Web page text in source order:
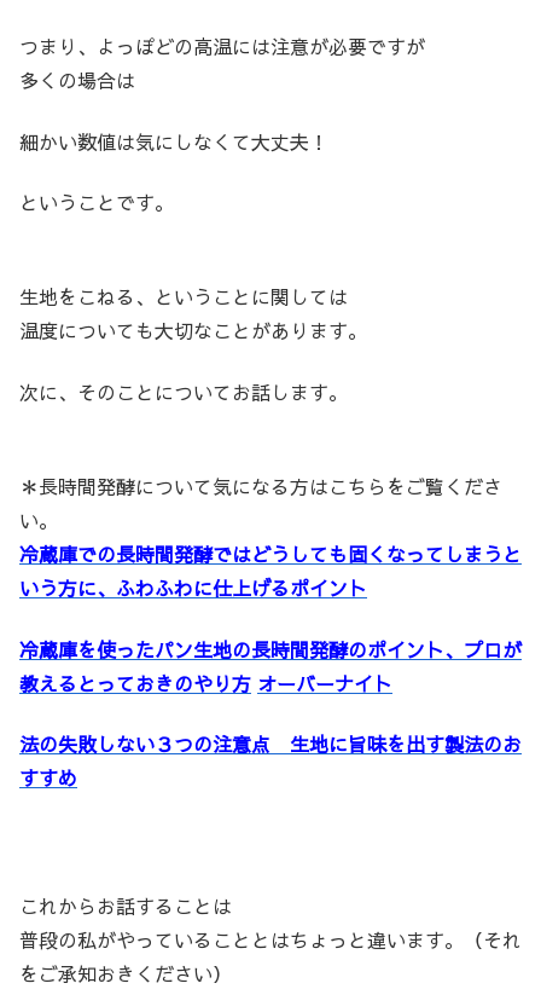
つまり、よっぽどの高温には注意が必要ですが
多くの場合は
細かい数値は気にしなくて大丈夫！
ということです。
生地をこねる、ということに関しては
温度についても大切なことがあります。
次に、そのことについてお話します。
＊長時間発酵について気になる方はこちらをご覧くださ
い。
冷蔵庫での長時間発酵ではどうしても固くなってしまうと
いう方に、ふわふわに仕上げるポイント
冷蔵庫を使ったパン生地の長時間発酵のポイント、プロが
教えるとっておきのやり方 オーバーナイト
法の失敗しない３つの注意点 生地に旨味を出す製法のお
すすめ
これからお話することは
普段の私がやっていることとはちょっと違います。（それ
をご承知おきください）